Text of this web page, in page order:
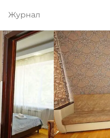
Журнал